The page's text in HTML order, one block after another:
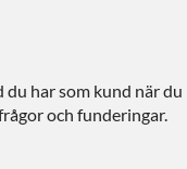
har som kund när du
och funderingar.